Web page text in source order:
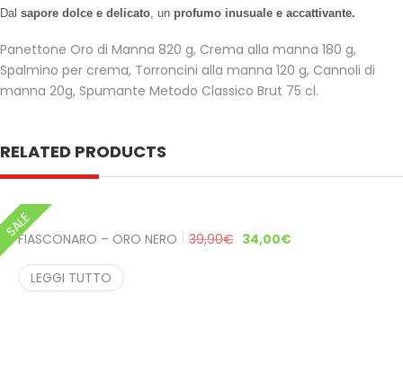
Dal sapore dolce e delicato , un profumo inusuale e accattivante.
Panettone Oro di Manna 820 g, Crema alla manna 180 g,
Spalmino per crema, Torroncini alla manna 120 g, Cannoli di
manna 20g, Spumante Metodo Classico Brut 75 cl.
RELATED PRODUCTS
SALEFIASCONARO – ORO NERO 39,90€ 34,00€
LEGGI TUTTO